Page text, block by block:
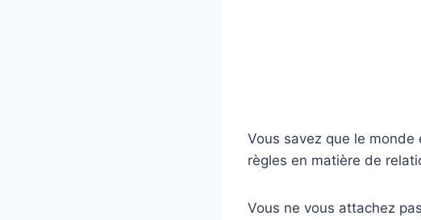
Vous savez que le monde
règles en matière de
Vous ne vous attachez